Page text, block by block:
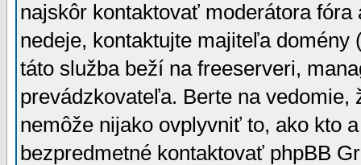
najskôr kontaktovať moderátora
nedeje, kontaktujte majiteľa
táto služba beží na freeserveri,
prevádzkovateľa. Berte na vedomie,
nemôže nijako ovplyvniť to, ako kto
bezpredmetné kontaktovať phpBB